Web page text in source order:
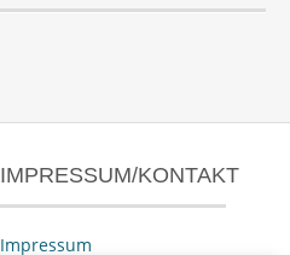
IMPRESSUM/KONTAKT
Impressum